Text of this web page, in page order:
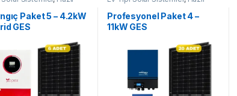
Paket 5 – 4.2kW
GES
Sistemler
Profesyonel Paket 4 –
11kW GES